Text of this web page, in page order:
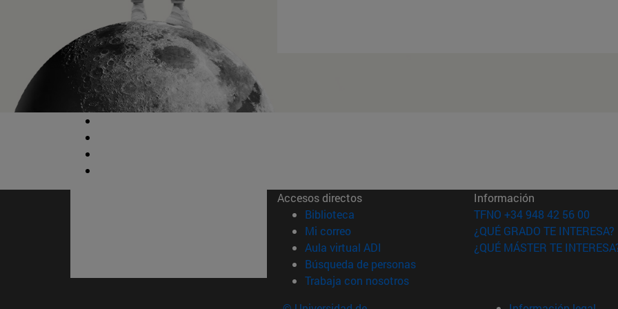
Accesos directos
Biblioteca (abre en nueva ventana)
Mi correo(abre en nueva ventana)
Aula virtual ADI (abre en nueva ventana)
Búsqueda de personas(abre en nueva ventana)
Trabaja con nosotros(abre en nueva ventana)
Información
TFNO +34 948 42 56 00
¿QUÉ GRADO TE INTERESA?
¿QUÉ MÁSTER TE